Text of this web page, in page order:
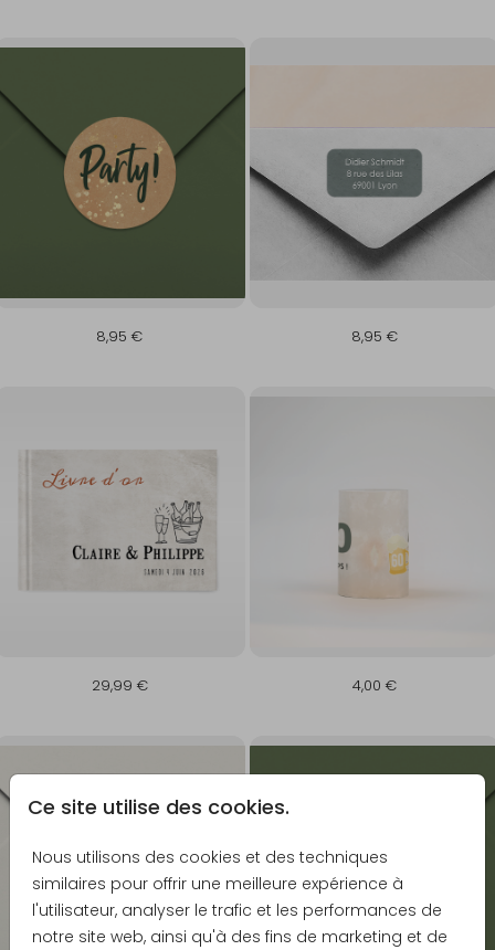
Ce site utilise des cookies.
Nous utilisons des cookies et des techniques
similaires pour offrir une meilleure expérience à
l'utilisateur, analyser le trafic et les performances de
notre site web, ainsi qu'à des fins de marketing et de
8,95 € 8,95 €
29,99 € 4,00 €